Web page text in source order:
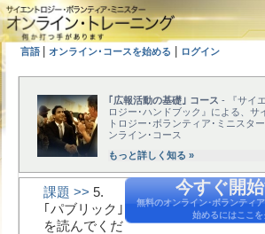
言語 オンライン･コースを始める ログイン
｢広報活動の基礎｣ コース - 『サイ
ロジー･ハンドブック』による、サ
トロジー･ボランティア･ミニスタ
ンライン･コース
もっと詳しく知る »
今すぐ開
無料のオンライン･ボランティ
始めるにはここを
課題 >> 5.
｢パブリック｣
を読んでくだ